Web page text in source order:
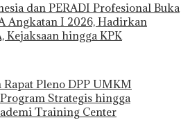
dan PERADI Profesional Buka
Angkatan I 2026, Hadirkan
Kejaksaan hingga KPK
Pleno DPP UMKM
Strategis hingga
Training Center